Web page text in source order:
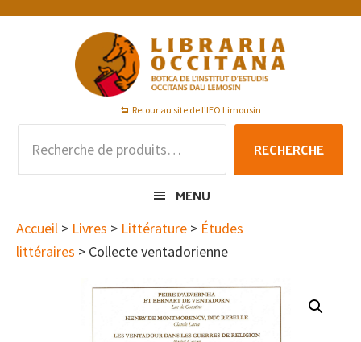
Passer
Passer
Passer
Retour au site de l'IEO Limousin
pour :
RECHERCHE
MENU
Accueil > Livres > Littérature > Études
littéraires > Collecte ventadorienne